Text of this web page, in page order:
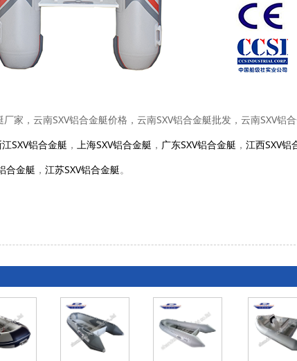
家，云南SXV铝合金艇价格，云南SXV铝合金艇批发，云南SXV铝
SXV铝合金艇 ， 上海SXV铝合金艇 ， 广东SXV铝合金艇 ， 江西SXV铝
合金艇 ， 江苏SXV铝合金艇。